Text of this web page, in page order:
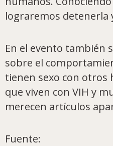
lograremos detenerla
En el evento también
sobre el
tienen sexo con otros
que viven con VIH y
merecen artículos
Fuente: